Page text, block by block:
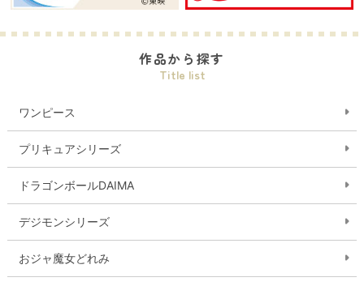
作品から探す
Title list
ワンピース
プリキュアシリーズ
ドラゴンボールDAIMA
デジモンシリーズ
おジャ魔女どれみ